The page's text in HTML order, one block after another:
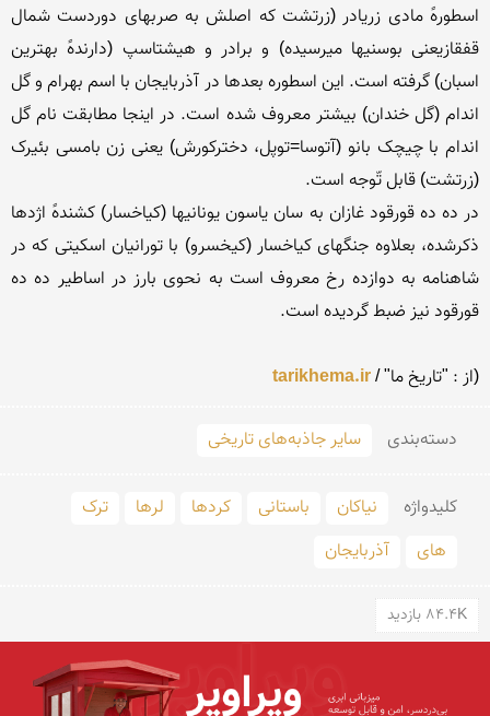
tarikhema.ir
دسته‌بندی سایر جاذبه‌های تاریخی
کلید‌واژه نیاکان باستانی کردها لرها
ترک
های
آذربایجان
84.4K بازدید